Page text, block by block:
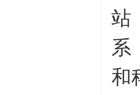
站
系
和